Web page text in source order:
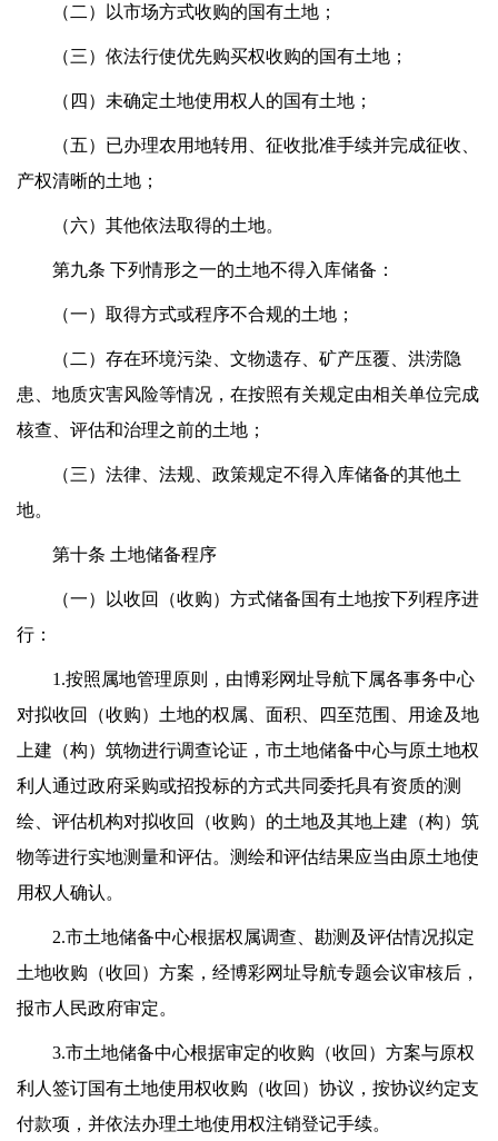
（二）以市场方式收购的国有土地；
（三）依法行使优先购买权收购的国有土地；
（四）未确定土地使用权人的国有土地；
（五）已办理农用地转用、征收批准手续并完成征收、
产权清晰的土地；
（六）其他依法取得的土地。
第九条 下列情形之一的土地不得入库储备：
（一）取得方式或程序不合规的土地；
（二）存在环境污染、文物遗存、矿产压覆、洪涝隐
患、地质灾害风险等情况，在按照有关规定由相关单位完成
核查、评估和治理之前的土地；
（三）法律、法规、政策规定不得入库储备的其他土
地。
第十条 土地储备程序
（一）以收回（收购）方式储备国有土地按下列程序进
行：
1.按照属地管理原则，由博彩网址导航下属各事务中心
对拟收回（收购）土地的权属、面积、四至范围、用途及地
上建（构）筑物进行调查论证，市土地储备中心与原土地权
利人通过政府采购或招投标的方式共同委托具有资质的测
绘、评估机构对拟收回（收购）的土地及其地上建（构）筑
物等进行实地测量和评估。测绘和评估结果应当由原土地使
用权人确认。
2.市土地储备中心根据权属调查、勘测及评估情况拟定
土地收购（收回）方案，经博彩网址导航专题会议审核后，
报市人民政府审定。
3.市土地储备中心根据审定的收购（收回）方案与原权
利人签订国有土地使用权收购（收回）协议，按协议约定支
付款项，并依法办理土地使用权注销登记手续。